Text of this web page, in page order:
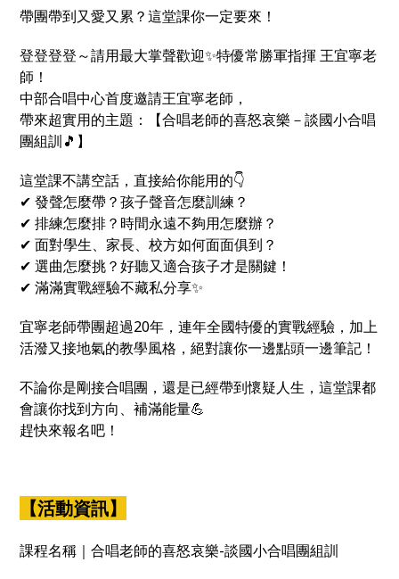
帶團帶到又愛又累？這堂課你一定要來！
登登登登～請用最大掌聲歡迎✨特優常勝軍指揮 王宜寧老
師！
中部合唱中心首度邀請王宜寧老師，
帶來超實用的主題：【合唱老師的喜怒哀樂－談國小合唱
團組訓🎵】
這堂課不講空話，直接給你能用的👇
✔ 發聲怎麼帶？孩子聲音怎麼訓練？
✔ 排練怎麼排？時間永遠不夠用怎麼辦？
✔ 面對學生、家長、校方如何面面俱到？
✔ 選曲怎麼挑？好聽又適合孩子才是關鍵！
✔ 滿滿實戰經驗不藏私分享✨
宜寧老師帶團超過20年，連年全國特優的實戰經驗，加上
活潑又接地氣的教學風格，絕對讓你一邊點頭一邊筆記！
不論你是剛接合唱團，還是已經帶到懷疑人生，這堂課都
會讓你找到方向、補滿能量💪
趕快來報名吧！
【活動資訊】
課程名稱｜合唱老師的喜怒哀樂-談國小合唱團組訓